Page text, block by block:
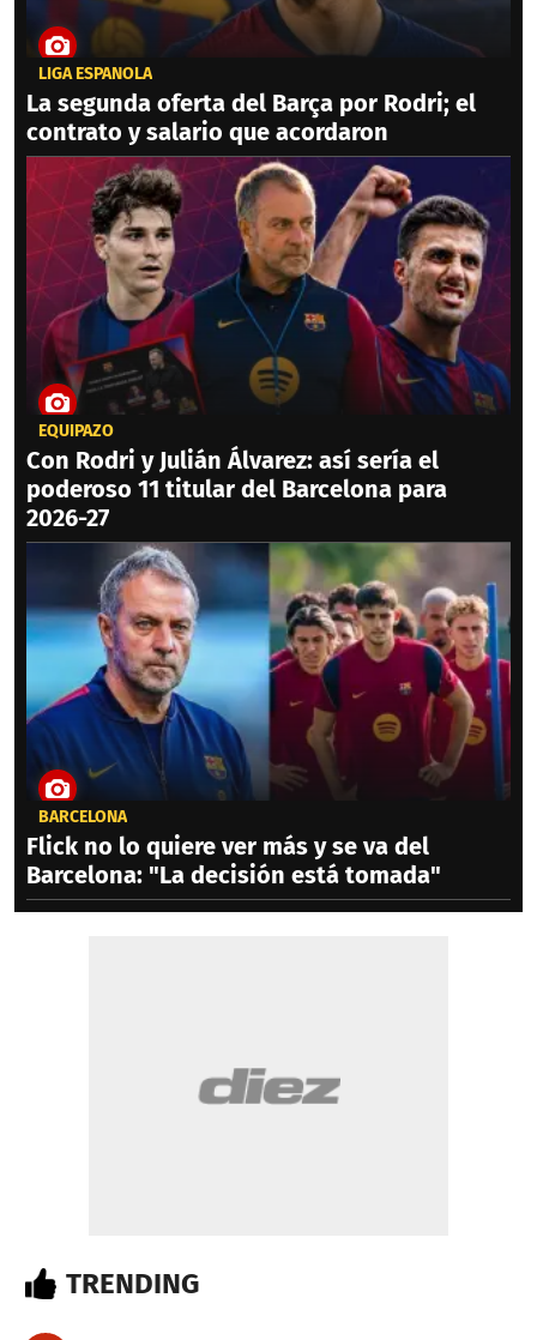
LIGA ESPAÑOLA
La segunda oferta del Barça por Rodri; el
contrato y salario que acordaron
EQUIPAZO
Con Rodri y Julián Álvarez: así sería el
poderoso 11 titular del Barcelona para
2026-27
BARCELONA
Flick no lo quiere ver más y se va del
Barcelona: "La decisión está tomada"
TRENDING